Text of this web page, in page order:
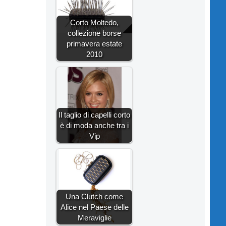
Corto Moltedo,
collezione borse
primavera estate
2010
Il taglio di capelli corto
è di moda anche tra i
Vip
Una Clutch come
Alice nel Paese delle
Meraviglie